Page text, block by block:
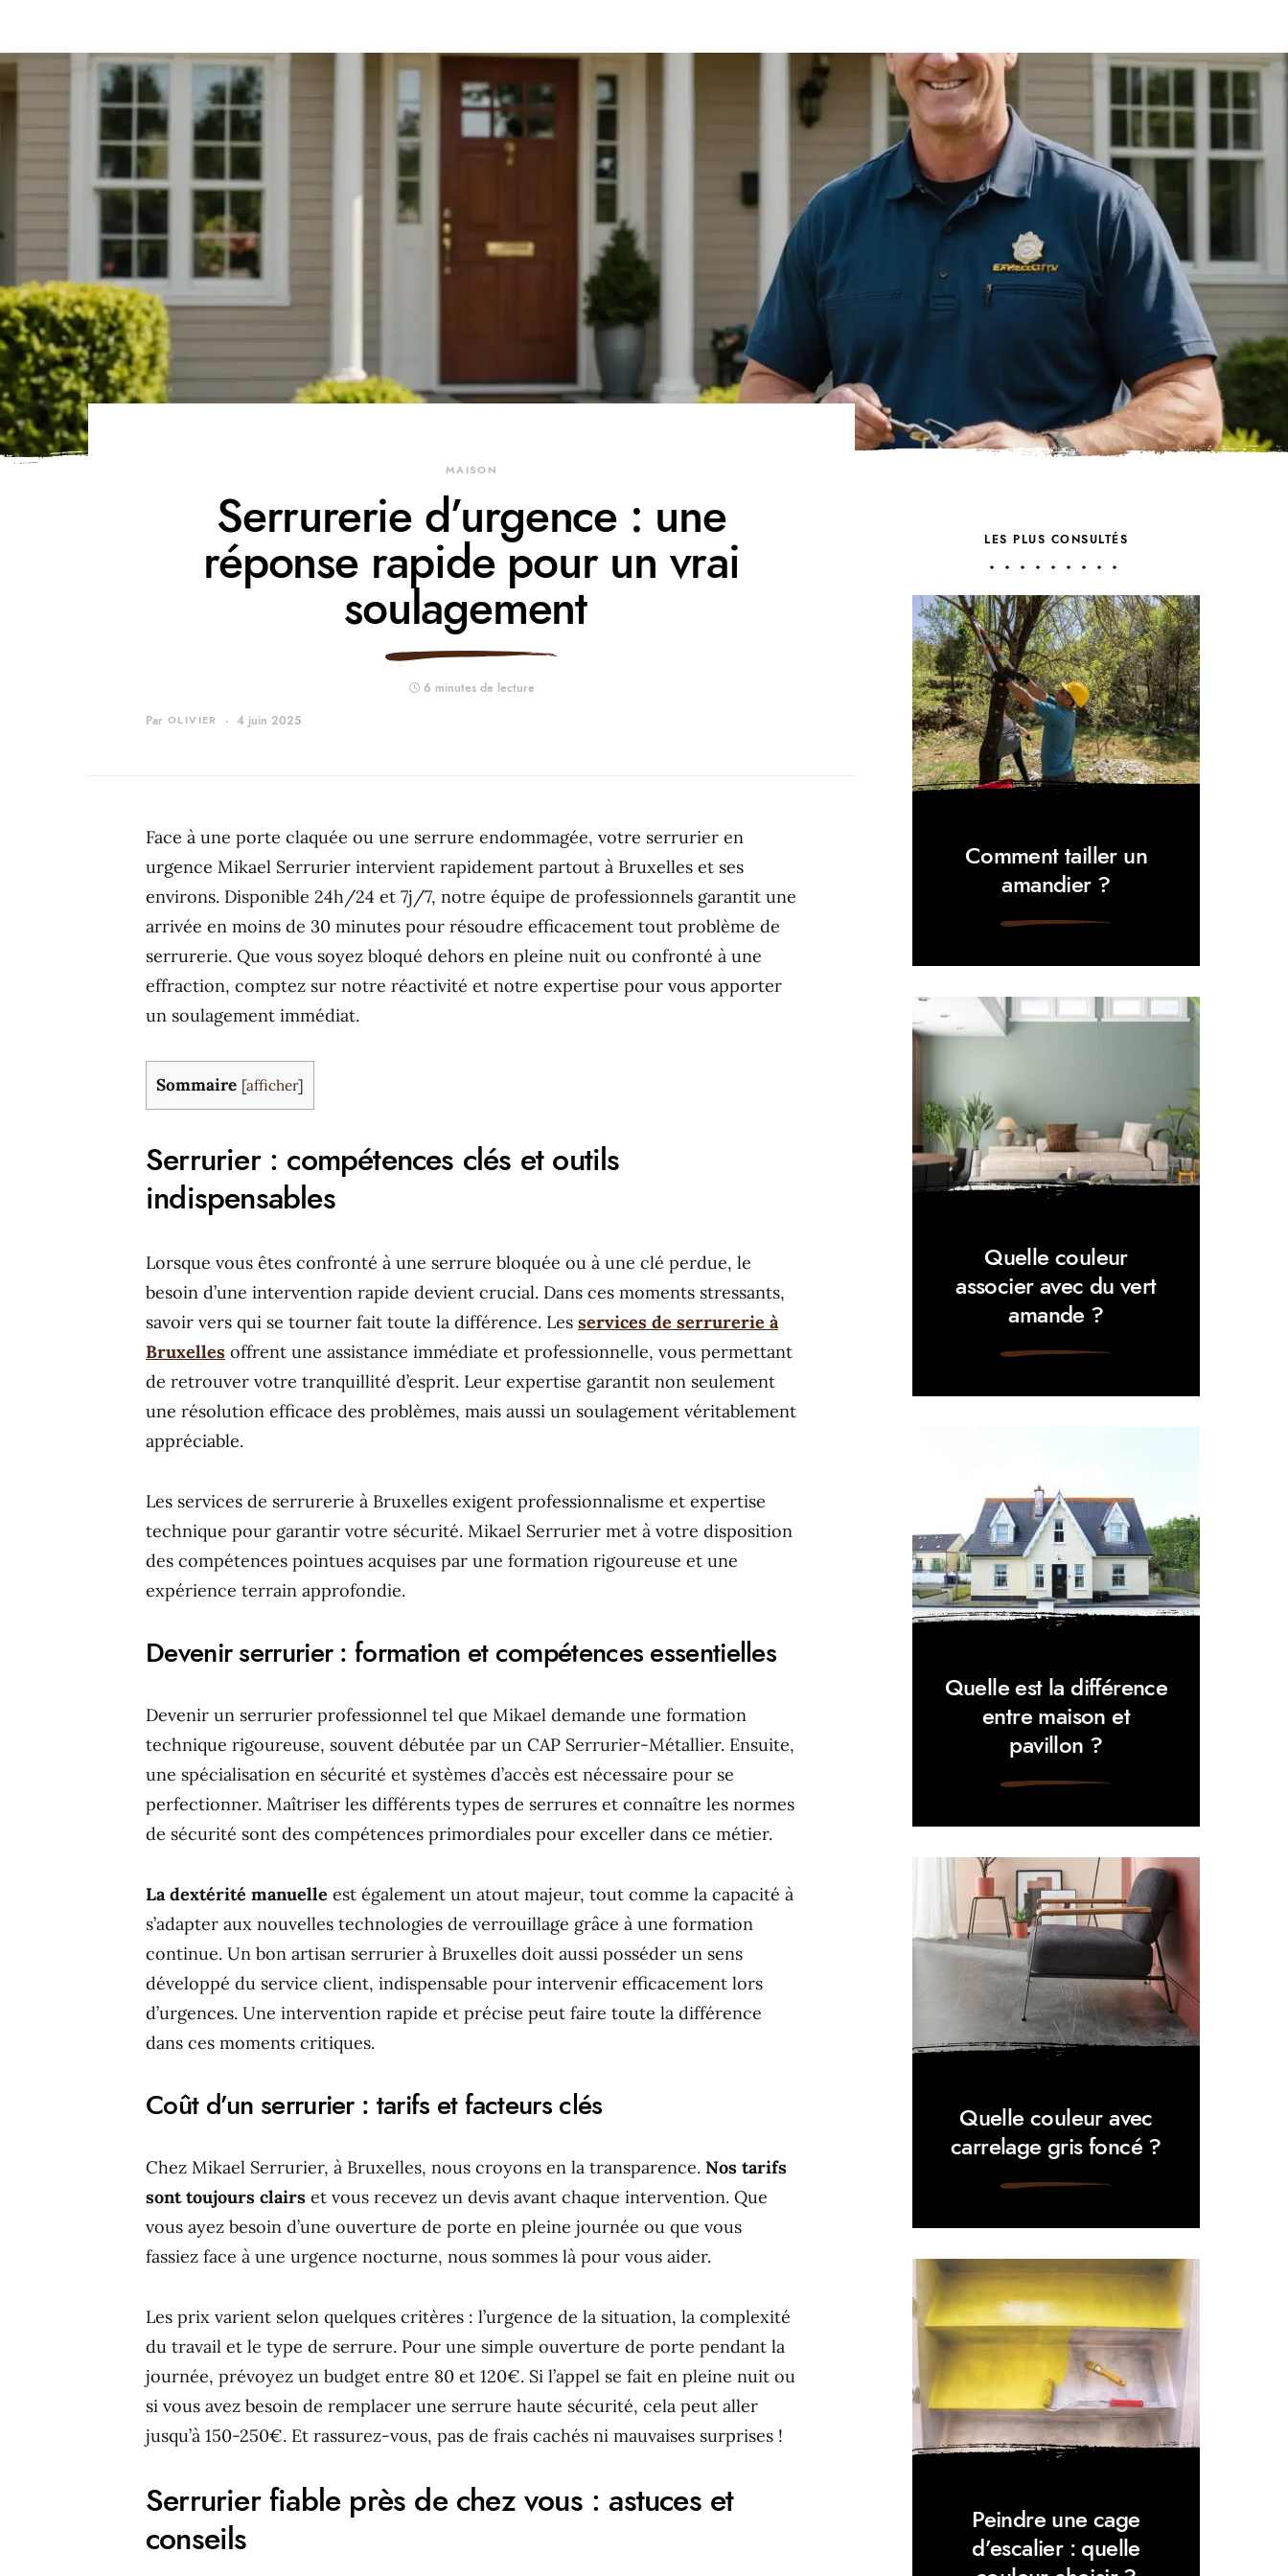
MAISON
Serrurerie d’urgence : une
réponse rapide pour un vrai
soulagement
6 minutes de lecture
Par OLIVIER 4 juin 2025
Face à une porte claquée ou une serrure endommagée, votre serrurier en
urgence Mikael Serrurier intervient rapidement partout à Bruxelles et ses
environs. Disponible 24h/24 et 7j/7, notre équipe de professionnels garantit une
arrivée en moins de 30 minutes pour résoudre efficacement tout problème de
serrurerie. Que vous soyez bloqué dehors en pleine nuit ou confronté à une
effraction, comptez sur notre réactivité et notre expertise pour vous apporter
un soulagement immédiat.
Sommaire [afficher]
Serrurier : compétences clés et outils
indispensables
Lorsque vous êtes confronté à une serrure bloquée ou à une clé perdue, le
besoin d’une intervention rapide devient crucial. Dans ces moments stressants,
savoir vers qui se tourner fait toute la différence. Les services de serrurerie à
Bruxelles offrent une assistance immédiate et professionnelle, vous permettant
de retrouver votre tranquillité d’esprit. Leur expertise garantit non seulement
une résolution efficace des problèmes, mais aussi un soulagement véritablement
appréciable.
Les services de serrurerie à Bruxelles exigent professionnalisme et expertise
technique pour garantir votre sécurité. Mikael Serrurier met à votre disposition
des compétences pointues acquises par une formation rigoureuse et une
expérience terrain approfondie.
Devenir serrurier : formation et compétences essentielles
Devenir un serrurier professionnel tel que Mikael demande une formation
technique rigoureuse, souvent débutée par un CAP Serrurier-Métallier. Ensuite,
une spécialisation en sécurité et systèmes d’accès est nécessaire pour se
perfectionner. Maîtriser les différents types de serrures et connaître les normes
de sécurité sont des compétences primordiales pour exceller dans ce métier.
La dextérité manuelle est également un atout majeur, tout comme la capacité à
s’adapter aux nouvelles technologies de verrouillage grâce à une formation
continue. Un bon artisan serrurier à Bruxelles doit aussi posséder un sens
développé du service client, indispensable pour intervenir efficacement lors
d’urgences. Une intervention rapide et précise peut faire toute la différence
dans ces moments critiques.
Coût d’un serrurier : tarifs et facteurs clés
Chez Mikael Serrurier, à Bruxelles, nous croyons en la transparence. Nos tarifs
sont toujours clairs et vous recevez un devis avant chaque intervention. Que
vous ayez besoin d’une ouverture de porte en pleine journée ou que vous
fassiez face à une urgence nocturne, nous sommes là pour vous aider.
Les prix varient selon quelques critères : l’urgence de la situation, la complexité
du travail et le type de serrure. Pour une simple ouverture de porte pendant la
journée, prévoyez un budget entre 80 et 120€. Si l’appel se fait en pleine nuit ou
si vous avez besoin de remplacer une serrure haute sécurité, cela peut aller
jusqu’à 150-250€. Et rassurez-vous, pas de frais cachés ni mauvaises surprises !
Serrurier fiable près de chez vous : astuces et
conseils
LES PLUS CONSULTÉS
Comment tailler un
amandier ?
Quelle couleur
associer avec du vert
amande ?
Quelle est la différence
entre maison et
pavillon ?
Quelle couleur avec
carrelage gris foncé ?
Peindre une cage
d’escalier : quelle